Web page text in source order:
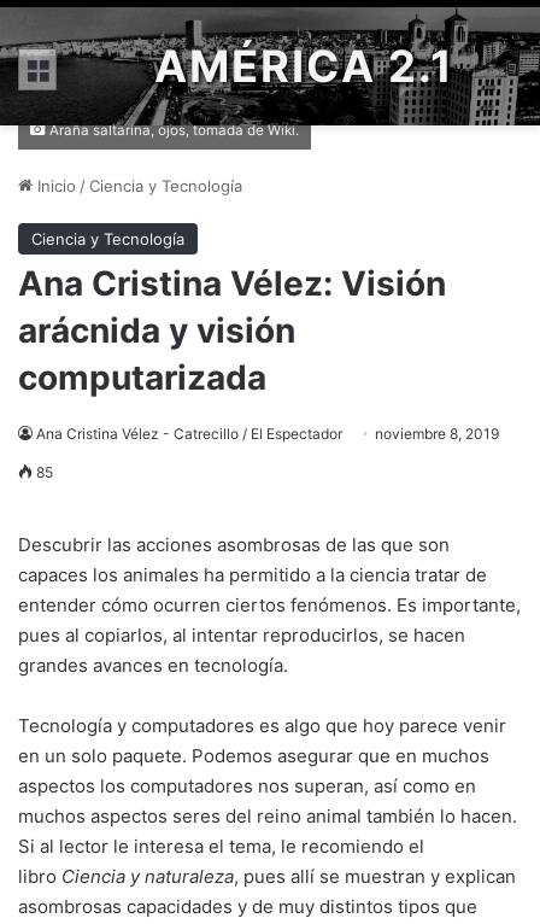
Menú AMÉRICA 2.1
Araña saltarina, ojos, tomada de Wiki.
Inicio /Ciencia y Tecnología
Ciencia y Tecnología
Ana Cristina Vélez: Visión
arácnida y visión
computarizada
Ana Cristina Vélez - Catrecillo / El Espectador noviembre 8, 2019
85
Descubrir las acciones asombrosas de las que son
capaces los animales ha permitido a la ciencia tratar de
entender cómo ocurren ciertos fenómenos. Es importante,
pues al copiarlos, al intentar reproducirlos, se hacen
grandes avances en tecnología.
Tecnología y computadores es algo que hoy parece venir
en un solo paquete. Podemos asegurar que en muchos
aspectos los computadores nos superan, así como en
muchos aspectos seres del reino animal también lo hacen.
Si al lector le interesa el tema, le recomiendo el
libro Ciencia y naturaleza, pues allí se muestran y explican
asombrosas capacidades y de muy distintos tipos que